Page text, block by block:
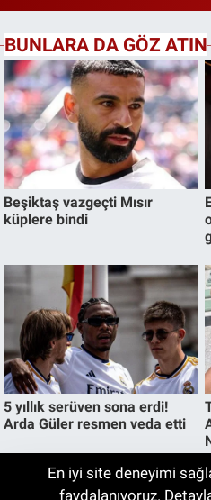
En iyi site deneyimi
faydalanıyoruz.
UNESCO Gönüllüleri